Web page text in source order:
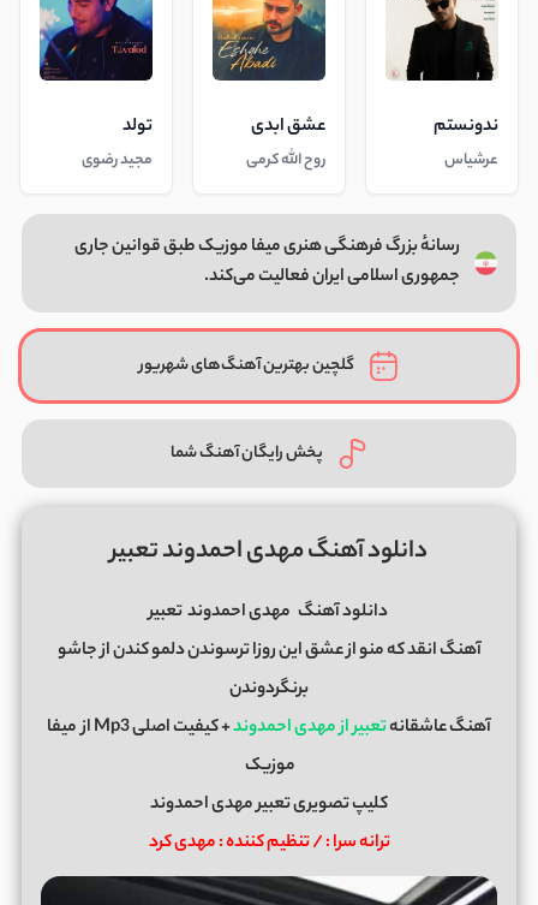
ندونستم
عرشیاس
عشق ابدی
روح الله کرمی
تولد
مجید رضوی
رسانهٔ بزرگ فرهنگی هنری میفا موزیک طبق قوانین جاری
جمهوری اسلامی ایران فعالیت می‌کند.
گلچین بهترین آهنگ‌های شهریور
پخش رایگان آهنگ شما
دانلود آهنگ مهدی احمدوند تعبیر
دانلود آهنگ مهدی احمدوندتعبیر
آهنگ انقد که منو از عشق این روزا ترسوندن دلمو کندن از جاشو
برنگردوندن
آهنگ عاشقانهتعبیر از مهدی احمدوند+ کیفیت اصلی Mp3 از
میفا
موزیک
کلیپ تصویری تعبیر مهدی احمدوند
ترانه سرا : / تنظیم کننده : مهدی کرد